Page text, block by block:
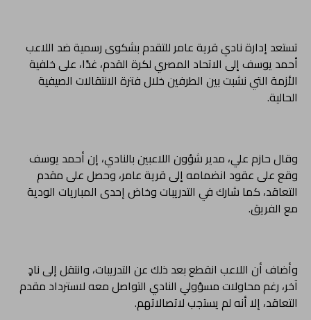
تستعد إدارة نادي قرية عامر للتقدم بشكوى رسمية ضد اللاعب
أحمد يوسف إلى الاتحاد المصري لكرة القدم، غدًا، على خلفية
الأزمة التي نشبت بين الطرفين خلال فترة الانتقالات الصيفية
الحالية.
وقال حازم علي، مدير شؤون اللاعبين بالنادي، إن أحمد يوسف
وقع على عقود انضمامه إلى قرية عامر، وحصل على مقدم
التعاقد، كما شارك في التدريبات وخاض إحدى المباريات الودية
مع الفريق.
وأضاف أن اللاعب انقطع بعد ذلك عن التدريبات، وانتقل إلى نادٍ
آخر، رغم محاولات مسؤولي النادي التواصل معه لاسترداد مقدم
التعاقد، إلا أنه لم يستجب لاتصالاتهم.